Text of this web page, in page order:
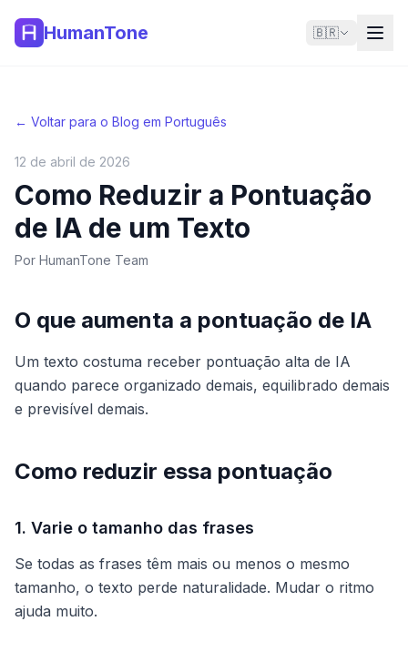
HumanTone 🇧🇷
← Voltar para o Blog em Português
12 de abril de 2026
Como Reduzir a Pontuação
de IA de um Texto
Por HumanTone Team
O que aumenta a pontuação de IA
Um texto costuma receber pontuação alta de IA
quando parece organizado demais, equilibrado demais
e previsível demais.
Como reduzir essa pontuação
1. Varie o tamanho das frases
Se todas as frases têm mais ou menos o mesmo
tamanho, o texto perde naturalidade. Mudar o ritmo
ajuda muito.